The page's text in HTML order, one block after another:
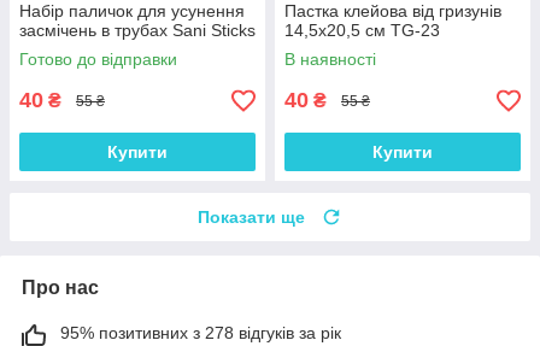
Набір паличок для усунення
засмічень в трубах Sani Sticks
Готово до відправки
40 ₴ 55 ₴
Купити
Пастка клейова від гризунів
14,5х20,5 см TG-23
В наявності
40 ₴ 55 ₴
Купити
Показати ще
Про нас
95% позитивних з 278 відгуків за рік